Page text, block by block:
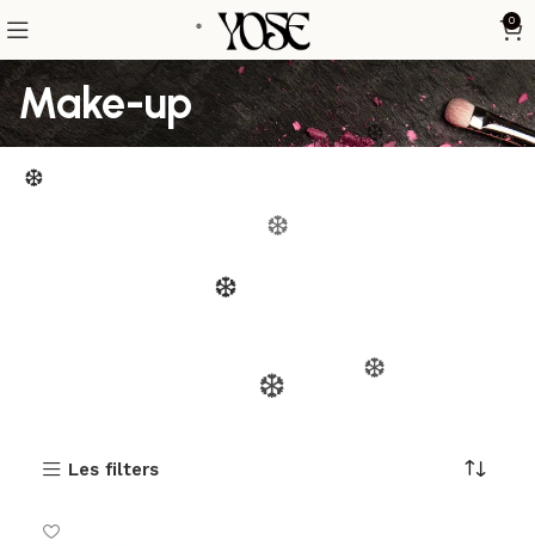
0
Make-up
Les filters
❆
❆
❆
❆
❆
❆